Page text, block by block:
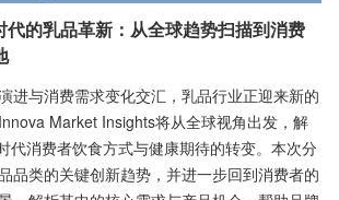
代的乳品革新：从全球趋势扫描到消费
进与消费需求变化交汇，乳品行业正迎来新的
Market Insights将从全球视角出发，解
代消费者饮食方式与健康期待的转变。本次分
品类的关键创新趋势，并进一步回到消费者的